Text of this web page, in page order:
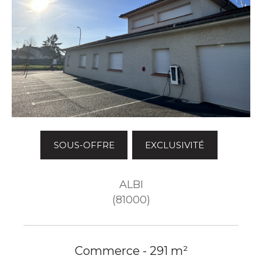
SOUS-OFFRE EXCLUSIVITÉ
ALBI
(81000)
Commerce - 291 m²